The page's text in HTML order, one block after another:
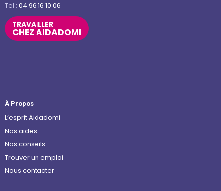
Tel : 04 96 16 10 06
TRAVAILLER
CHEZ AIDADOMI
À Propos
L’esprit Aidadomi
Nos aides
Nos conseils
Trouver un emploi
Nous contacter